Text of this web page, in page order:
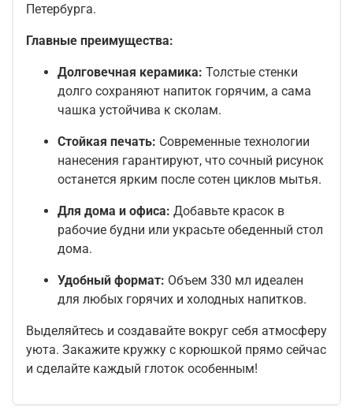
Петербурга.
Главные преимущества:
Долговечная керамика: Толстые стенки
долго сохраняют напиток горячим, а сама
чашка устойчива к сколам.
Стойкая печать: Современные технологии
нанесения гарантируют, что сочный рисунок
останется ярким после сотен циклов мытья.
Для дома и офиса: Добавьте красок в
рабочие будни или украсьте обеденный стол
дома.
Удобный формат: Объем 330 мл идеален
для любых горячих и холодных напитков.
Выделяйтесь и создавайте вокруг себя атмосферу
уюта. Закажите кружку с корюшкой прямо сейчас
и сделайте каждый глоток особенным!